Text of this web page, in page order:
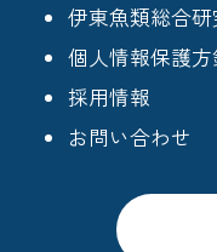
伊東魚類総合研
個人情報保護方
採用情報
お問い合わせ